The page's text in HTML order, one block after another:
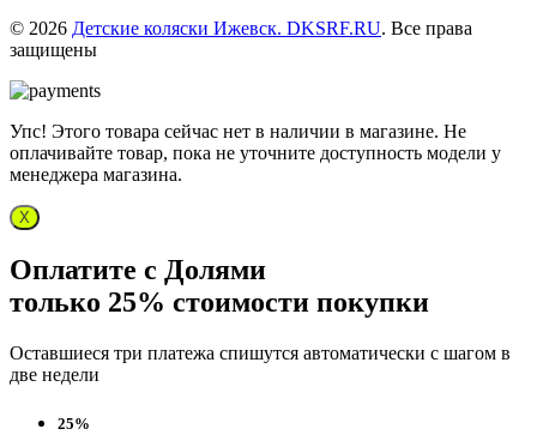
© 2026 Детские коляски Ижевск. DKSRF.RU. Все права
защищены
Упс! Этого товара сейчас нет в наличии в магазине. Не
оплачивайте товар, пока не уточните доступность модели у
менеджера магазина.
X
Оплатите с Долями
только 25% стоимости покупки
Оставшиеся три платежа спишутся автоматически с шагом в
две недели
25%